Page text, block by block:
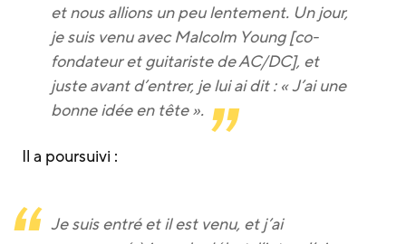
et nous allions un peu lentement. Un jour,
je suis venu avec Malcolm Young [co-
fondateur et guitariste de AC/DC], et
juste avant d’entrer, je lui ai dit : « J’ai une
bonne idée en tête ».
Il a poursuivi :
Je suis entré et il est venu, et j’ai